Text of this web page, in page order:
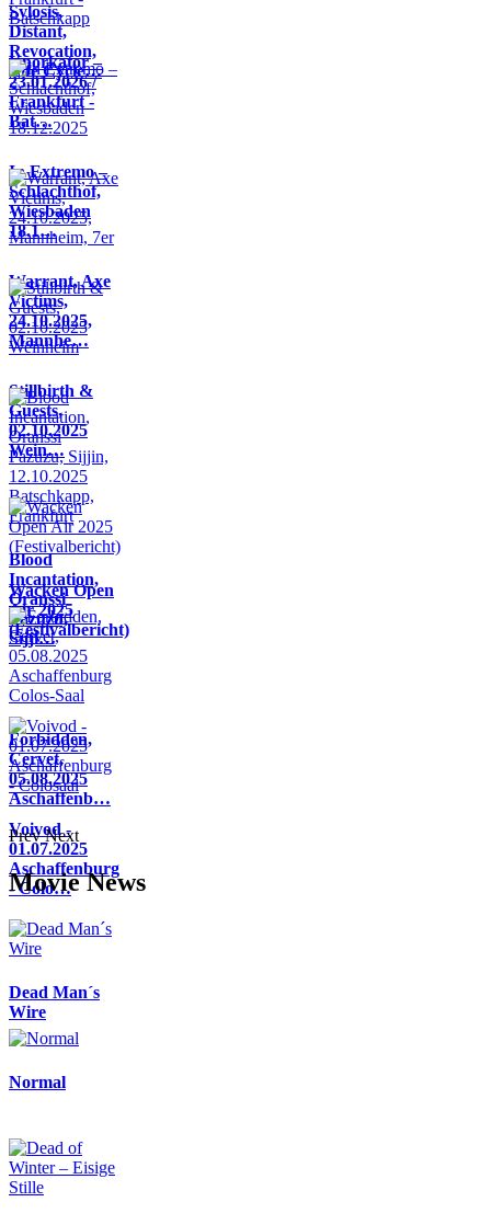
Sylosis,
Distant,
Revocation,
Life Cycle…
Knorkator –
23.01.2026 /
Frankfurt -
Bat…
In Extremo –
Schlachthof,
Wiesbaden
18.1…
Warrant, Axe
Victims,
24.10.2025,
Mannhe…
Stillbirth &
Guests,
02.10.2025
Wein…
Blood
Incantation,
Oranssi
Pazuzu,
Sijji…
Wacken Open
Air 2025
(Festivalbericht)
Forbidden,
Cervet,
05.08.2025
Aschaffenb…
Voivod -
01.07.2025
Aschaffenburg
- Colo…
Prev Next
Movie News
Dead Man´s
Wire
Normal